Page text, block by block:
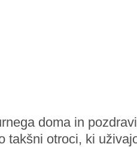
doma in
takšni otroci, ki